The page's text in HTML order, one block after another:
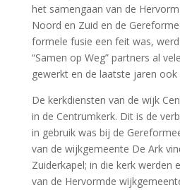
het samengaan van de
Noord en Zuid en de
formele fusie een feit was,
“Samen op Weg” partners al
gewerkt en de laatste jaren ook
De kerkdiensten van de wijk
in de Centrumkerk. Dit is de
in gebruik was bij de
van de wijkgemeente De Ark
Zuiderkapel; in die kerk werden
van de Hervormde